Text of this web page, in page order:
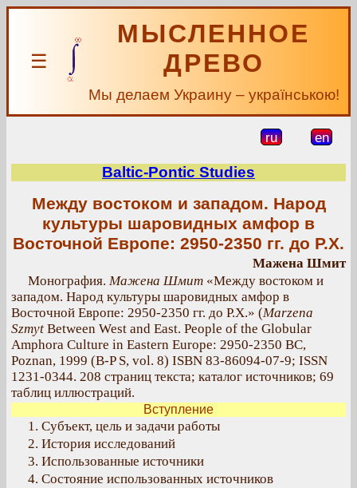
☰
МЫСЛЕННОЕ
ДРЕВО
Мы делаем Украину – українською!
ru en
Baltic-Pontic Studies
Между востоком и западом. Народ
культуры шаровидных амфор в
Восточной Европе: 2950-2350 гг. до Р.Х.
Мажена Шмит
Монография. Мажена Шмит «Между востоком и
западом. Народ культуры шаровидных амфор в
Восточной Европе: 2950-2350 гг. до Р.Х.» (Marzena
Szmyt Between West and East. People of the Globular
Amphora Culture in Eastern Europe: 2950-2350 BC,
Poznan, 1999 (B-P S, vol. 8) ISBN 83-86094-07-9; ISSN
1231-0344. 208 страниц текста; каталог источников; 69
таблиц иллюстраций.
Вступление
1. Субъект, цель и задачи работы
2. История исследований
3. Использованные источники
4. Состояние использованных источников